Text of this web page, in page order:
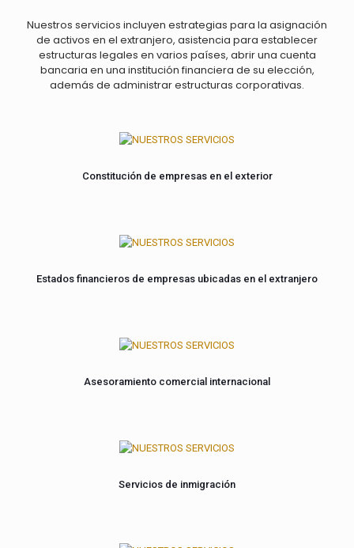
Nuestros servicios incluyen estrategias para la asignación
de activos en el extranjero, asistencia para establecer
estructuras legales en varios países, abrir una cuenta
bancaria en una institución financiera de su elección,
además de administrar estructuras corporativas.
Constitución de empresas en el exterior
Estados financieros de empresas ubicadas en el extranjero
Asesoramiento comercial internacional
Servicios de inmigración